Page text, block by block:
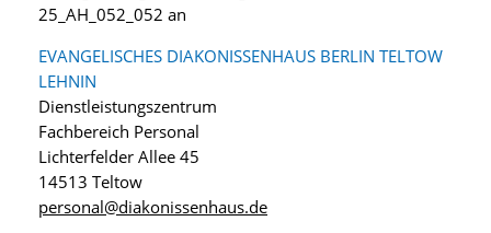
25_AH_052_052 an
EVANGELISCHES DIAKONISSENHAUS BERLIN TELTOW
LEHNIN
Dienstleistungszentrum
Fachbereich Personal
Lichterfelder Allee 45
14513 Teltow
personal@diakonissenhaus.de